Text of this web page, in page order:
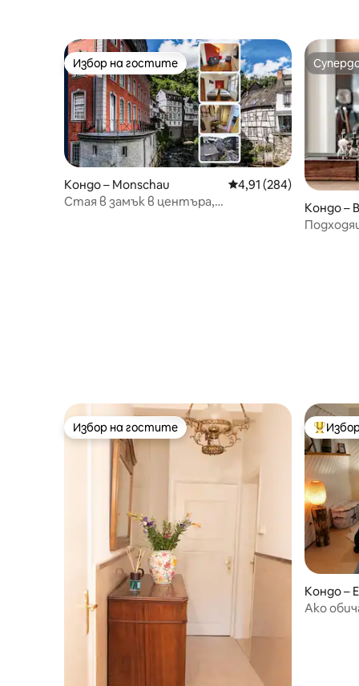
Избор на гостите
Избор на гостите
Кондо – Monschau Средна оценка: 4,91
4,91 (284)
Стая в замък в центъра,
Кондо –
Избор на гостите
Избор на гостите Най-
Кондо –
Ако